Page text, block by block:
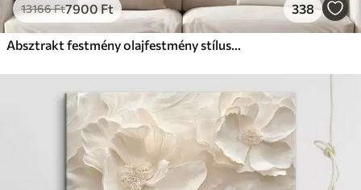
13166Ft7900Ft 338
Absztrakt festmény olajfestmény stílusban